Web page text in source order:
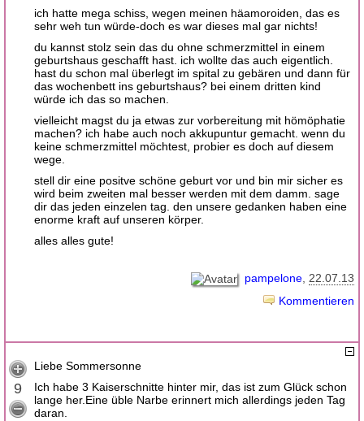
ich hatte mega schiss, wegen meinen häamoroiden, das es
sehr weh tun würde-doch es war dieses mal gar nichts!
du kannst stolz sein das du ohne schmerzmittel in einem
geburtshaus geschafft hast. ich wollte das auch eigentlich.
hast du schon mal überlegt im spital zu gebären und dann für
das wochenbett ins geburtshaus? bei einem dritten kind
würde ich das so machen.
vielleicht magst du ja etwas zur vorbereitung mit hömöphatie
machen? ich habe auch noch akkupuntur gemacht. wenn du
keine schmerzmittel möchtest, probier es doch auf diesem
wege.
stell dir eine positve schöne geburt vor und bin mir sicher es
wird beim zweiten mal besser werden mit dem damm. sage
dir das jeden einzelen tag. den unsere gedanken haben eine
enorme kraft auf unseren körper.
alles alles gute!
pampelone 22.07.13
Kommentieren
9
Liebe Sommersonne
Ich habe 3 Kaiserschnitte hinter mir, das ist zum Glück schon
lange her.Eine üble Narbe erinnert mich allerdings jeden Tag
daran.